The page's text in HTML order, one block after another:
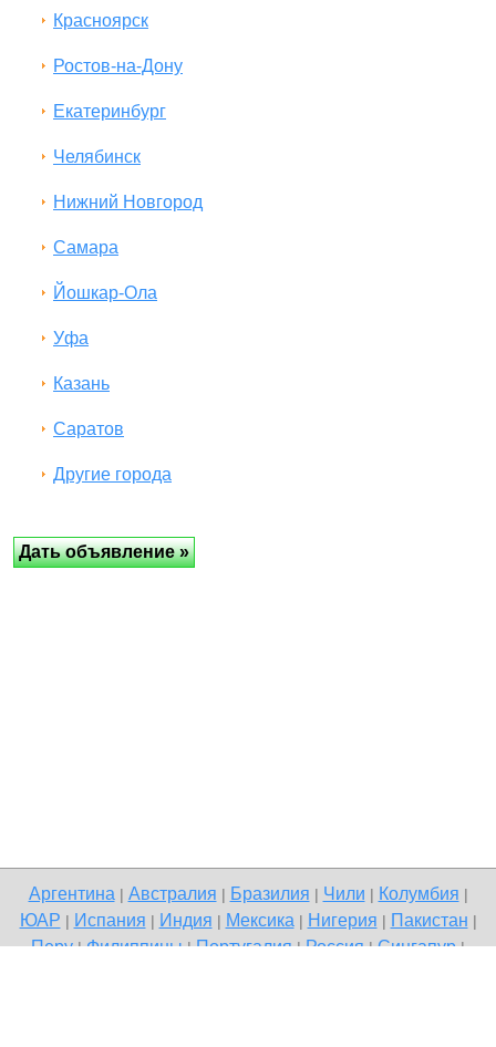
Красноярск
Ростов-на-Дону
Екатеринбург
Челябинск
Нижний Новгород
Самара
Йошкар-Ола
Уфа
Казань
Саратов
Другие города
Аргентина| Австралия Бразилия Чили Колумбия
ЮАР Испания Индия Мексика| Нигерия Пакистан
Перу|Филиппины|Португалия|Россия|Сингапур|